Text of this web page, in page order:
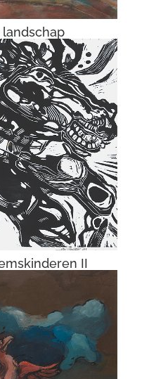
landt onder bijval
met